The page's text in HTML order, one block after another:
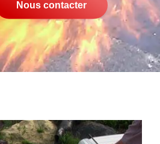
Nous contacter